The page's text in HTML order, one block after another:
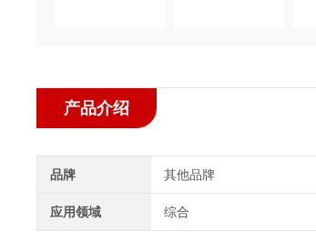
产品介绍
品牌 其他品牌
应用领域 综合